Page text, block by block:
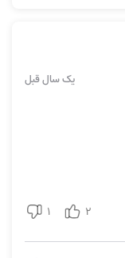
کنید و از کیفیت
از تعمیرگاه‌هایی که
بخواهید که از
کولر خودروی شما
شیراز بسیار رایج شده
یک سال قبل
2
1